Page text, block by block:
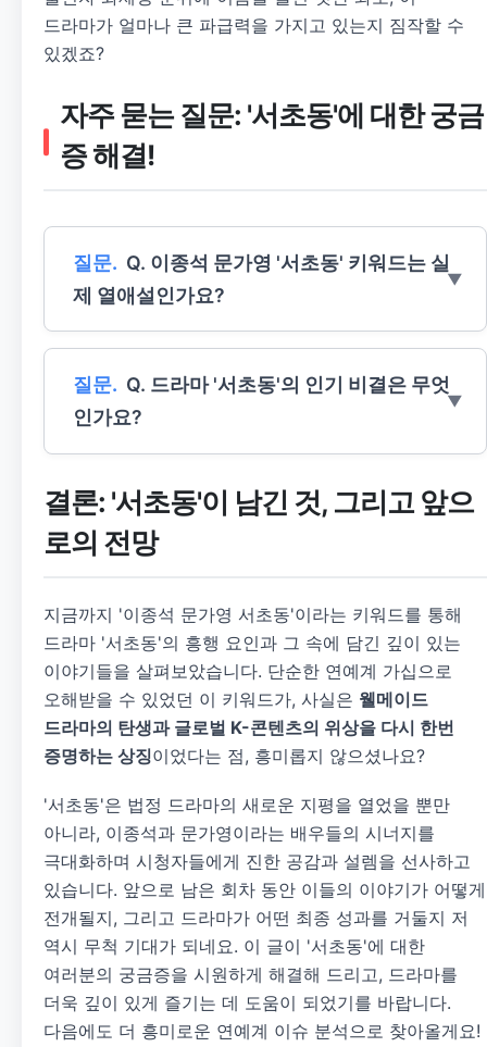
드라마가 얼마나 큰 파급력을 가지고 있는지 짐작할 수
있겠죠?
자주 묻는 질문: '서초동'에 대한 궁금
증 해결!
Q. 이종석 문가영 '서초동' 키워드는 실
제 열애설인가요?
Q. 드라마 '서초동'의 인기 비결은 무엇
인가요?
결론: '서초동'이 남긴 것, 그리고 앞으
로의 전망
지금까지 '이종석 문가영 서초동'이라는 키워드를 통해
드라마 '서초동'의 흥행 요인과 그 속에 담긴 깊이 있는
이야기들을 살펴보았습니다. 단순한 연예계 가십으로
오해받을 수 있었던 이 키워드가, 사실은 웰메이드
드라마의 탄생과 글로벌 K-콘텐츠의 위상을 다시 한번
증명하는 상징이었다는 점, 흥미롭지 않으셨나요?
'서초동'은 법정 드라마의 새로운 지평을 열었을 뿐만
아니라, 이종석과 문가영이라는 배우들의 시너지를
극대화하며 시청자들에게 진한 공감과 설렘을 선사하고
있습니다. 앞으로 남은 회차 동안 이들의 이야기가 어떻게
전개될지, 그리고 드라마가 어떤 최종 성과를 거둘지 저
역시 무척 기대가 되네요. 이 글이 '서초동'에 대한
여러분의 궁금증을 시원하게 해결해 드리고, 드라마를
더욱 깊이 있게 즐기는 데 도움이 되었기를 바랍니다.
다음에도 더 흥미로운 연예계 이슈 분석으로 찾아올게요!